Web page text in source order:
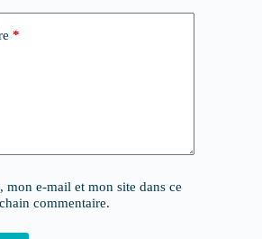
*
mon e-mail et mon site dans ce
commentaire.